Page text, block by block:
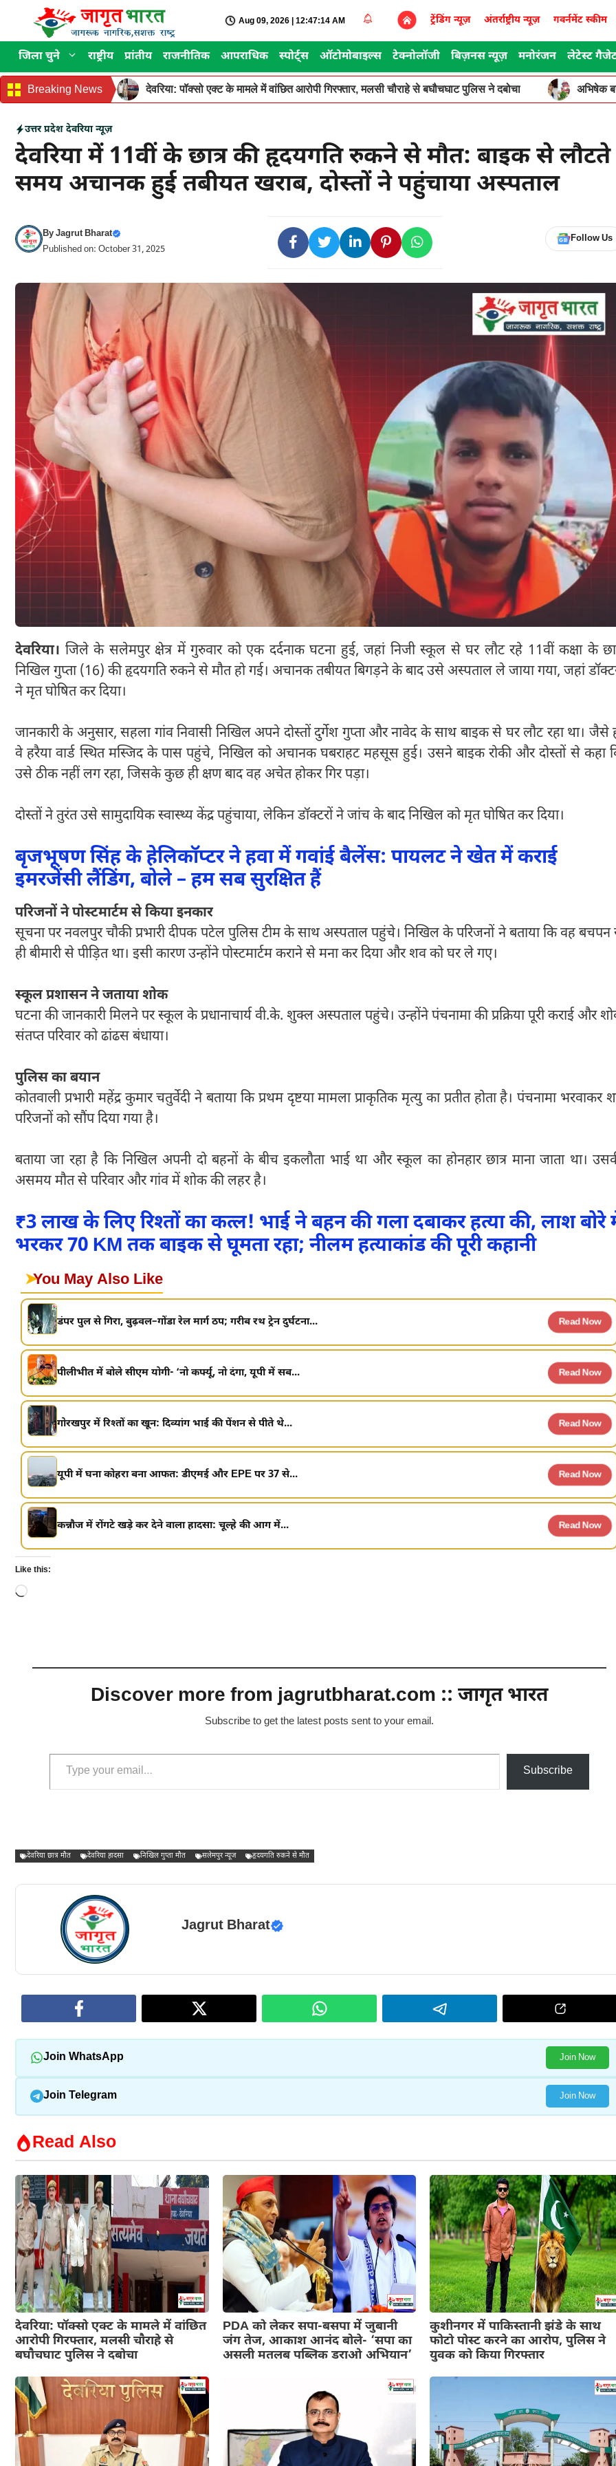
content
Aug 09, 2026 | 12:47:14 AM ट्रेंडिंग न्यूज़ अंतर्राष्ट्रीय न्यूज़ गवर्नमेंट स्कीम
जिला चुने राष्ट्रीय प्रांतीय राजनीतिक आपराधिक स्पोर्ट्स ऑटोमोबाइल्स टेक्नोलॉजी बिज़नस न्यूज़ मनोरंजन लेटेस्ट
Breaking News देवरिया: पॉक्सो एक्ट के मामले में वांछित आरोपी गिरफ्तार, मलसी चौराहे से बघौचघाट पुलिस ने दबोचा अभिषेक
उत्तर प्रदेश देवरिया न्यूज़
देवरिया में 11वीं के छात्र की हृदयगति रुकने से मौत: बाइक से लौटते
समय अचानक हुई तबीयत खराब, दोस्तों ने पहुंचाया अस्पताल
ByJagrut Bharat
Published on: October 31, 2025
Follow Us
देवरिया। जिले के सलेमपुर क्षेत्र में गुरुवार को एक दर्दनाक घटना हुई, जहां निजी स्कूल से घर लौट रहे 11वीं कक्षा के
निखिल गुप्ता (16) की हृदयगति रुकने से मौत हो गई। अचानक तबीयत बिगड़ने के बाद उसे अस्पताल ले जाया गया, जहां
ने मृत घोषित कर दिया।
जानकारी के अनुसार, सहला गांव निवासी निखिल अपने दोस्तों दुर्गेश गुप्ता और नावेद के साथ बाइक से घर लौट रहा था। जैसे
वे हरैया वार्ड स्थित मस्जिद के पास पहुंचे, निखिल को अचानक घबराहट महसूस हुई। उसने बाइक रोकी और दोस्तों से कहा
उसे ठीक नहीं लग रहा, जिसके कुछ ही क्षण बाद वह अचेत होकर गिर पड़ा।
दोस्तों ने तुरंत उसे सामुदायिक स्वास्थ्य केंद्र पहुंचाया, लेकिन डॉक्टरों ने जांच के बाद निखिल को मृत घोषित कर दिया।
बृजभूषण सिंह के हेलिकॉप्टर ने हवा में गवांई बैलेंस: पायलट ने खेत में कराई
इमरजेंसी लैंडिंग, बोले – हम सब सुरक्षित हैं
परिजनों ने पोस्टमार्टम से किया इनकार
सूचना पर नवलपुर चौकी प्रभारी दीपक पटेल पुलिस टीम के साथ अस्पताल पहुंचे। निखिल के परिजनों ने बताया कि वह
ही बीमारी से पीड़ित था। इसी कारण उन्होंने पोस्टमार्टम कराने से मना कर दिया और शव को घर ले गए।
स्कूल प्रशासन ने जताया शोक
घटना की जानकारी मिलने पर स्कूल के प्रधानाचार्य वी.के. शुक्ल अस्पताल पहुंचे। उन्होंने पंचनामा की प्रक्रिया पूरी कराई और
संतप्त परिवार को ढांढस बंधाया।
पुलिस का बयान
कोतवाली प्रभारी महेंद्र कुमार चतुर्वेदी ने बताया कि प्रथम दृष्टया मामला प्राकृतिक मृत्यु का प्रतीत होता है। पंचनामा भरवाकर
परिजनों को सौंप दिया गया है।
बताया जा रहा है कि निखिल अपनी दो बहनों के बीच इकलौता भाई था और स्कूल का होनहार छात्र माना जाता था।
असमय मौत से परिवार और गांव में शोक की लहर है।
₹3 लाख के लिए रिश्तों का कत्ल! भाई ने बहन की गला दबाकर हत्या की, लाश बोरे
भरकर 70 KM तक बाइक से घूमता रहा; नीलम हत्याकांड की पूरी कहानी
➤You May Also Like
डंपर पुल से गिरा, बुढ़वल–गोंडा रेल मार्ग ठप; गरीब रथ ट्रेन दुर्घटना... Read Now
पीलीभीत में बोले सीएम योगी- ‘नो कर्फ्यू, नो दंगा, यूपी में सब... Read Now
गोरखपुर में रिश्तों का खून: दिव्यांग भाई की पेंशन से पीते थे... Read Now
यूपी में घना कोहरा बना आफत: डीएमई और EPE पर 37 से... Read Now
कन्नौज में रोंगटे खड़े कर देने वाला हादसा: चूल्हे की आग में... Read Now
Like this:
Loading…
Discover more from jagrutbharat.com :: जागृत भारत
Subscribe to get the latest posts sent to your email.
Type your email…
Subscribe
देवरिया छात्र मौत देवरिया हादसा निखिल गुप्ता मौत सलेमपुर न्यूज हृदयगति रुकने से मौत
Jagrut Bharat
Join WhatsApp Join Now
Join Telegram Join Now
Read Also
देवरिया: पॉक्सो एक्ट के मामले में वांछित
आरोपी गिरफ्तार, मलसी चौराहे से
बघौचघाट पुलिस ने दबोचा
PDA को लेकर सपा-बसपा में जुबानी
जंग तेज, आकाश आनंद बोले- ‘सपा का
असली मतलब पब्लिक डराओ अभियान’
कुशीनगर में पाकिस्तानी झंडे के साथ
फोटो पोस्ट करने का आरोप, पुलिस ने
युवक को किया गिरफ्तार